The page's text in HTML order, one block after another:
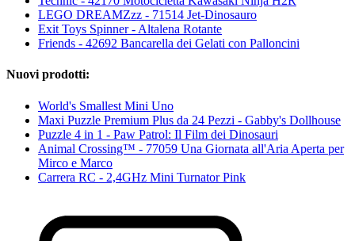
LEGO DREAMZzz - 71514 Jet-Dinosauro
Exit Toys Spinner - Altalena Rotante
Friends - 42692 Bancarella dei Gelati con Palloncini
Nuovi prodotti:
World's Smallest Mini Uno
Maxi Puzzle Premium Plus da 24 Pezzi - Gabby's Dollhouse
Puzzle 4 in 1 - Paw Patrol: Il Film dei Dinosauri
Animal Crossing™ - 77059 Una Giornata all'Aria Aperta per
Mirco e Marco
Carrera RC - 2,4GHz Mini Turnator Pink